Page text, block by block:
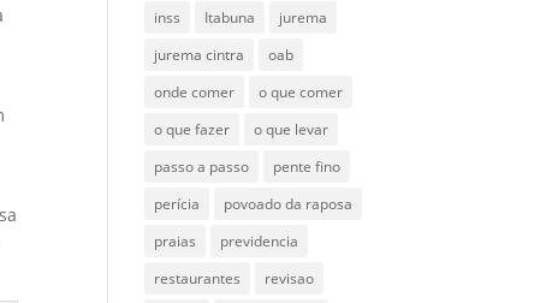
inss
Itabuna
jurema
jurema cintra
oab
onde comer
o que comer
o que fazer
o que levar
passo a passo
pente fino
perícia
povoado da raposa
praias
previdencia
restaurantes
revisao